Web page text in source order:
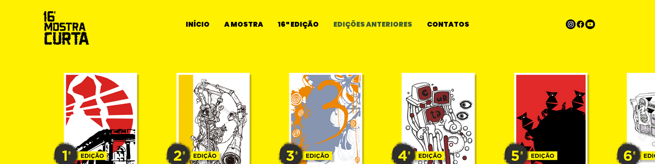
INÍCIO A MOSTRA 16ª EDIÇÃO EDIÇÕES ANTERIORES CONTATOS